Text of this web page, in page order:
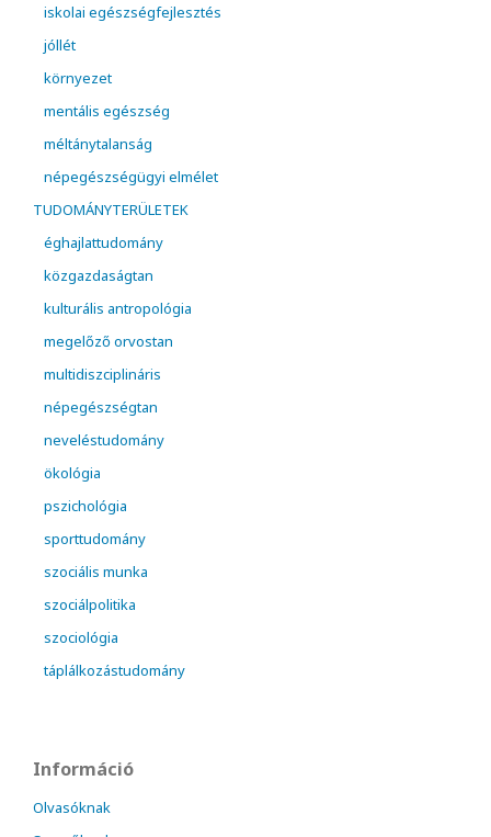
iskolai egészségfejlesztés
jóllét
környezet
mentális egészség
méltánytalanság
népegészségügyi elmélet
TUDOMÁNYTERÜLETEK
éghajlattudomány
közgazdaságtan
kulturális antropológia
megelőző orvostan
multidiszciplináris
népegészségtan
neveléstudomány
ökológia
pszichológia
sporttudomány
szociális munka
szociálpolitika
szociológia
táplálkozástudomány
Információ
Olvasóknak